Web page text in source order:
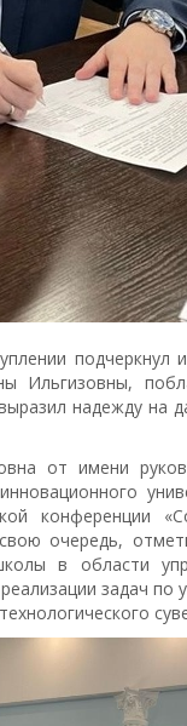
подчеркнул
надежду на
от имени
конференции
очередь,
в области
задач по